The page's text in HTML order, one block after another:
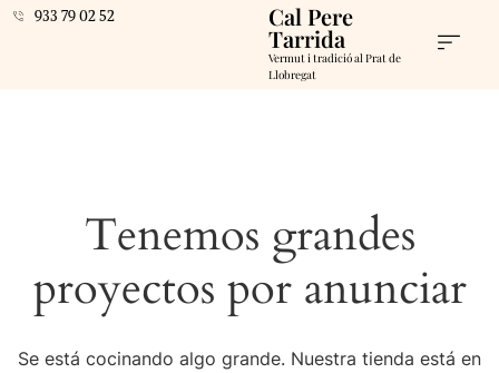
933 79 02 52 Cal Pere
Tarrida
Vermut i tradició al Prat de
Llobregat
Tenemos grandes
proyectos por anunciar
Se está cocinando algo grande. Nuestra tienda está en